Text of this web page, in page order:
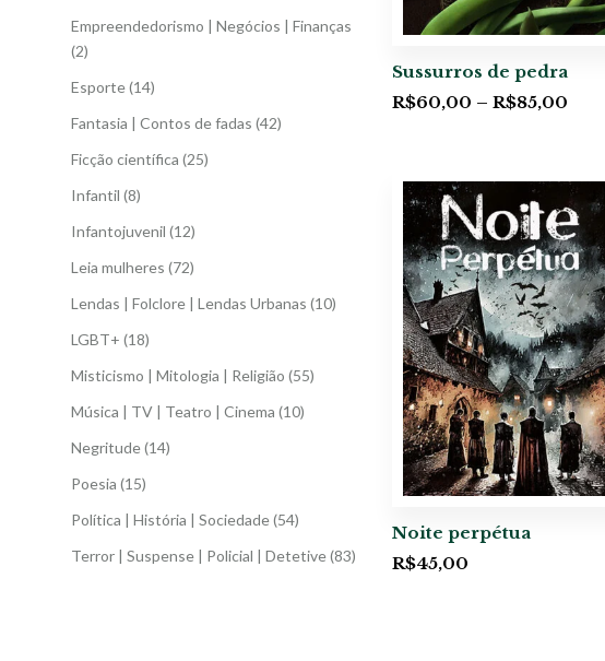
Empreendedorismo | Negócios | Finanças
(2)
Esporte(14)
Fantasia | Contos de fadas (42)
Ficção científica (25)
Infantil (8)
Infantojuvenil (12)
Leia mulheres (72)
Lendas | Folclore | Lendas Urbanas (10)
LGBT+ (18)
Misticismo | Mitologia | Religião (55)
Música | TV | Teatro | Cinema (10)
Negritude(14)
Poesia (15)
Política | História | Sociedade(54)
Terror | Suspense | Policial | Detetive(83)
Sussurros de pedra
R$60,00 – R$85,00
Noite perpétua
R$45,00